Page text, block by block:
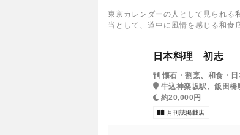
東京カレンダーの人として見られ
当として、道中に風情を感じる和食
日本料理 初志
懐石・割烹、和食・
牛込神楽坂駅、飯田橋
約20,000円
月刊誌掲載店